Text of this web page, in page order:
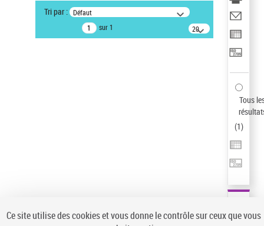
Type de notice d'autorité
Tri par : Défaut
sur 1
20
résultats/page
Tous
(1)
Ce site utilise des cookies et vous donne le contrôle sur ceux que vous